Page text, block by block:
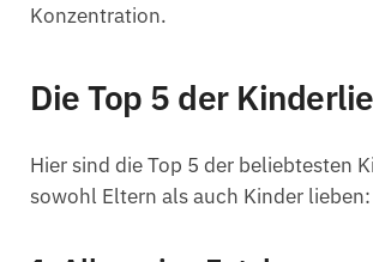
Konzentration.
Die Top 5 der
Hier sind die Top 5 der beliebtesten
sowohl Eltern als auch Kinder lieben: